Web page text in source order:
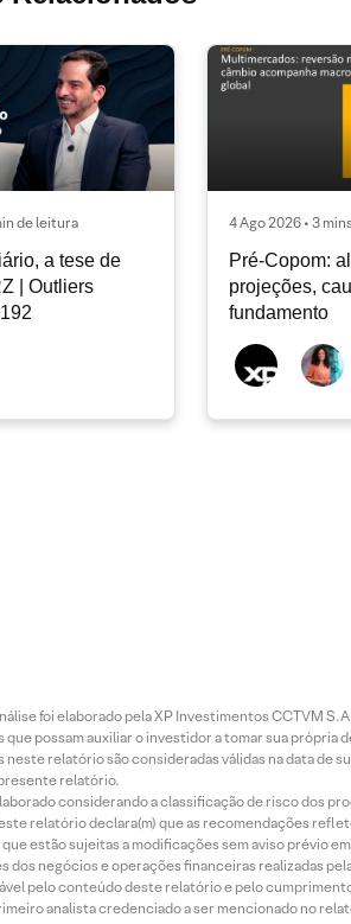
de leitura
a tese de
| Outliers
4 Ago 2026 • 3
Pré-Copom:
projeções,
fundamento
foi elaborado pela XP Investimentos CCTVM
possam auxiliar o investidor a tomar sua
relatório são consideradas válidas na data de
relatório.
considerando a classificação de risco dos
relatório declara(m) que as recomendações
estão sujeitas a modificações sem aviso prévio
dos negócios e operações financeiras realizadas
pelo conteúdo deste relatório e pelo
analista credenciado a ser mencionado no